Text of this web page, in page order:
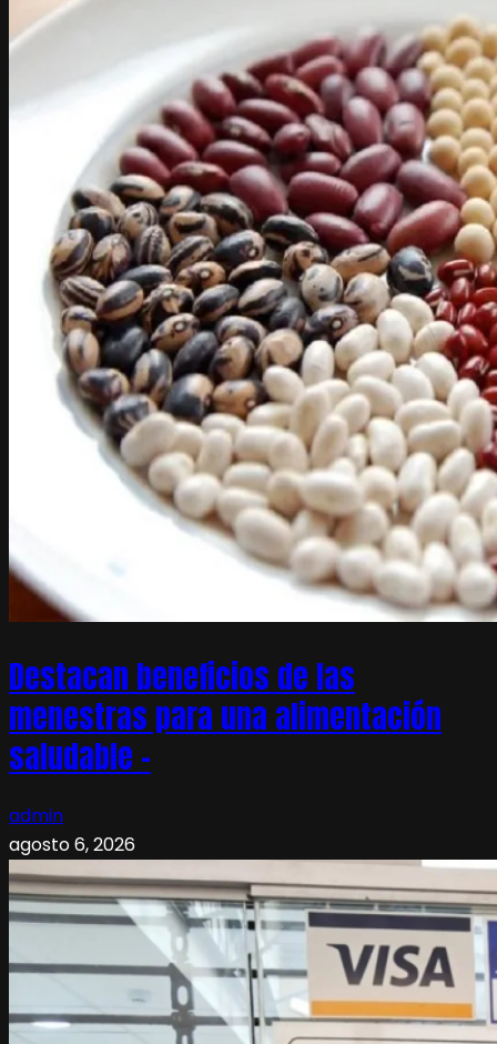
Destacan beneficios de las
menestras para una alimentación
saludable –
admin
agosto 6, 2026